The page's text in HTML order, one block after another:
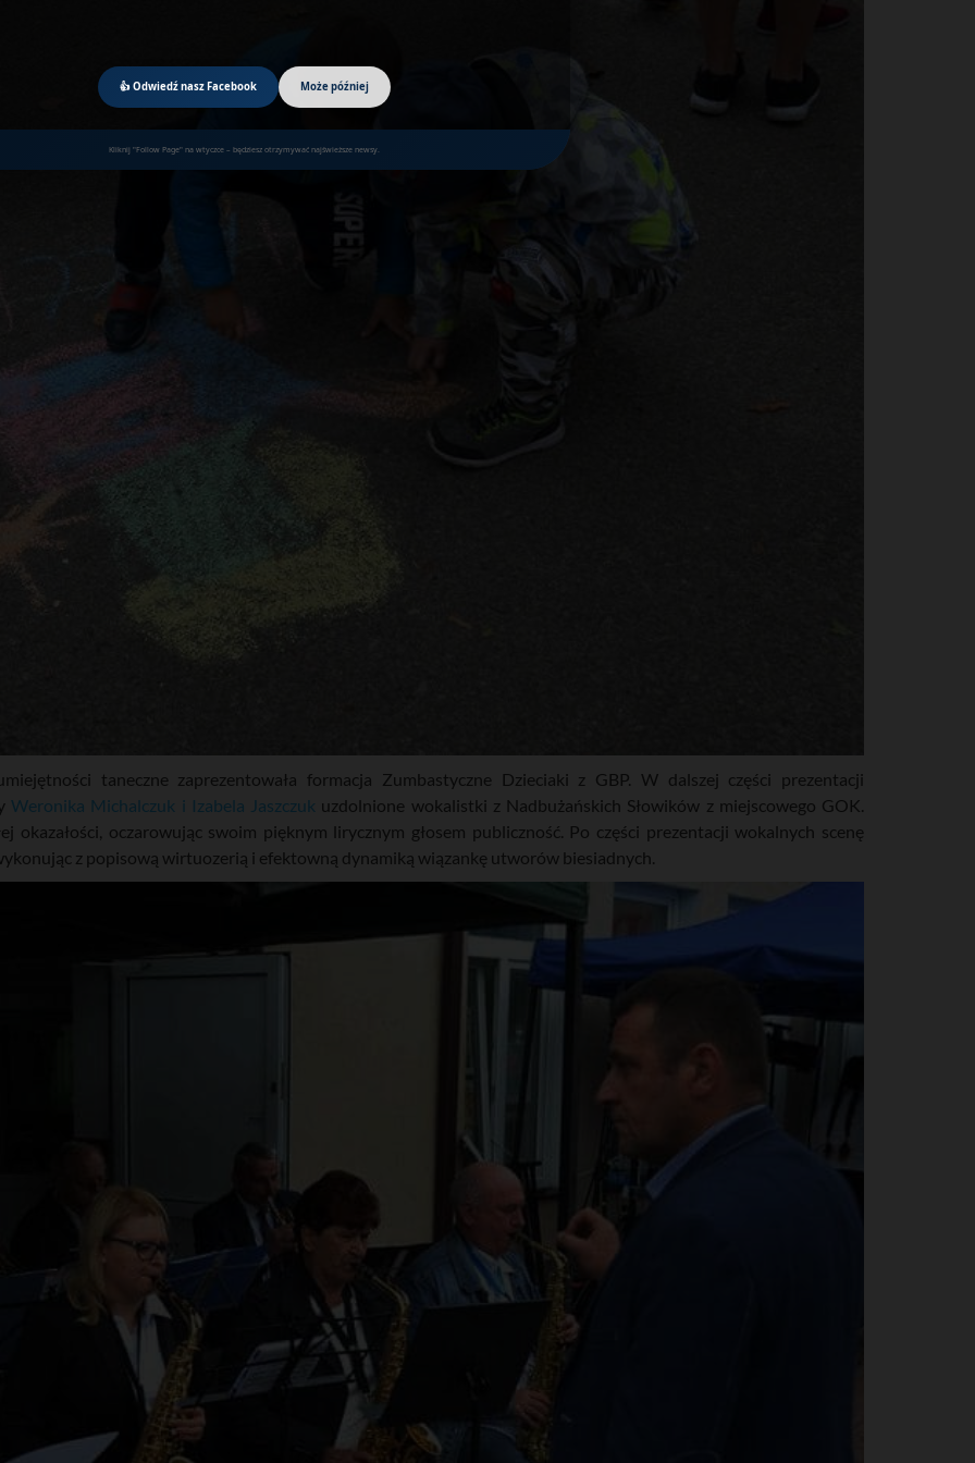
👍 Odwiedź nasz Facebook Może później
Kliknij "Follow Page" na wtyczce – będziesz otrzymywać najświeższe newsy.
taneczne zaprezentowała formacja Zumbastyczne Dzieciaki z GBP. W dalszej części prezentacji
Weronika Michalczuk i Izabela Jaszczuk uzdolnione wokalistki z Nadbużańskich Słowików z miejscowego GOK.
okazałości, oczarowując swoim pięknym lirycznym głosem publiczność. Po części prezentacji wokalnych scenę
z popisową wirtuozerią i efektowną dynamiką wiązankę utworów biesiadnych.